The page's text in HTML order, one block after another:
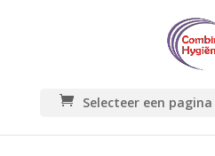
Selecteer een pagina